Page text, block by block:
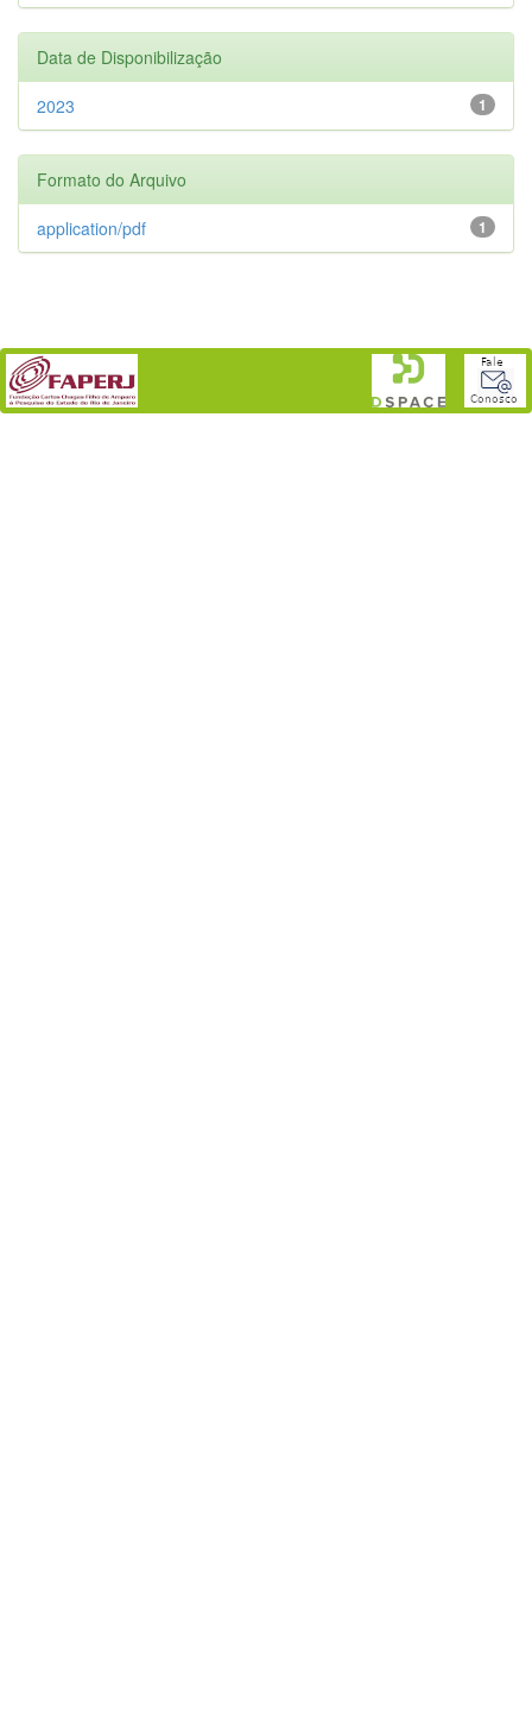
Data de Disponibilização
1
2023
Formato do Arquivo
1
application/pdf